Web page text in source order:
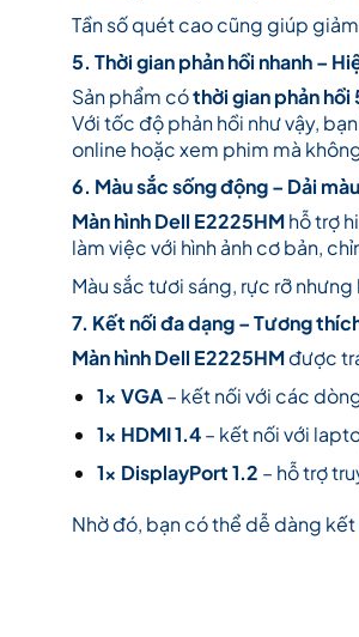
Tần số quét cao cũng giúp
5. Thời gian phản hồi nhanh –
Sản phẩm cóthời gian phản hồi
Với tốc độ phản hồi như vậy,
online hoặc xem phim mà
6. Màu sắc sống động – Dải
Màn hình Dell E2225HMhỗ trợ
làm việc với hình ảnh cơ bản,
Màu sắc tươi sáng, rực rỡ
7. Kết nối đa dạng – Tương
Màn hình Dell E2225HMđược
1x VGA– kết nối với các
1x HDMI 1.4– kết nối với
1x DisplayPort 1.2 – hỗ trợ
Nhờ đó, bạn có thể dễ dàng